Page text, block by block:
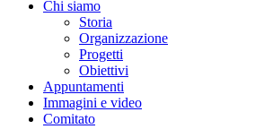
Chi siamo
Storia
Organizzazione
Progetti
Obiettivi
Appuntamenti
Immagini e video
Comitato